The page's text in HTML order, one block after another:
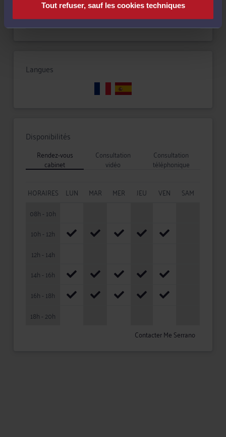
Tout refuser, sauf les cookies techniques
Langues
Disponibilités
Rendez-vous
cabinet
Consultation
vidéo
Consultation
téléphonique
HORAIRES LUN MAR MER JEU VEN
SAM
08h - 10h
10h - 12h
12h - 14h
14h - 16h
16h - 18h
18h - 20h
Contacter Me Serrano